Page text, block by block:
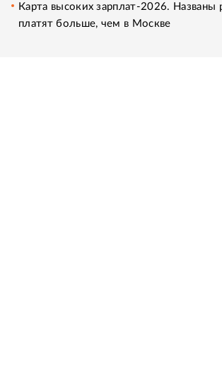
Карта высоких зарплат-2026. Названы
платят больше, чем в Москве